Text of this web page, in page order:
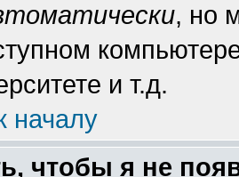
, но
и т.д.
началу
чтобы я не